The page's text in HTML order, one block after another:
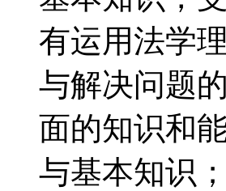
有运用法学
与解决问题
面的知识和
与基本知识